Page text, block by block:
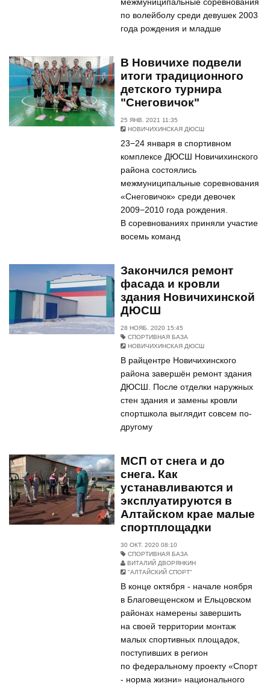
по волейболу среди девушек 2003
года рождения и младше
В Новичихе подвели
итоги традиционного
детского турнира
"Снеговичок"
25 ЯНВ. 2021 11:35
НОВИЧИХИНСКАЯ ДЮСШ
23−24 января в спортивном
комплексе ДЮСШ Новичихинского
района состоялись
межмуниципальные соревнования
«Снеговичок» среди девочек
2009−2010 года рождения.
В соревнованиях приняли участие
восемь команд
Закончился ремонт
фасада и кровли
здания Новичихинской
ДЮСШ
28 НОЯБ. 2020 15:45
СПОРТИВНАЯ БАЗА
НОВИЧИХИНСКАЯ ДЮСШ
В райцентре Новичихинского
района завершён ремонт здания
ДЮСШ. После отделки наружных
стен здания и замены кровли
спортшкола выглядит совсем по-
другому
МСП от снега и до
снега. Как
устанавливаются и
эксплуатируются в
Алтайском крае малые
спортплощадки
30 ОКТ. 2020 08:10
СПОРТИВНАЯ БАЗА
ВИТАЛИЙ ДВОРЯНКИН
"АЛТАЙСКИЙ СПОРТ"
В конце октября - начале ноября
в Благовещенском и Ельцовском
районах намерены завершить
на своей территории монтаж
малых спортивных площадок,
поступивших в регион
по федеральному проекту «Спорт
- норма жизни» национального